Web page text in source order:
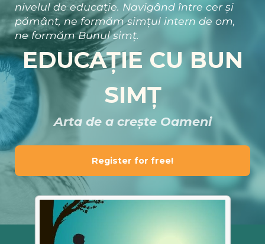
nivelul de educație. Navigând între cer și
pământ, ne formăm simțul intern de om,
ne formăm Bunul simț.
EDUCAȚIE CU BUN
SIMȚ
Arta de a crește Oameni
Register for free!